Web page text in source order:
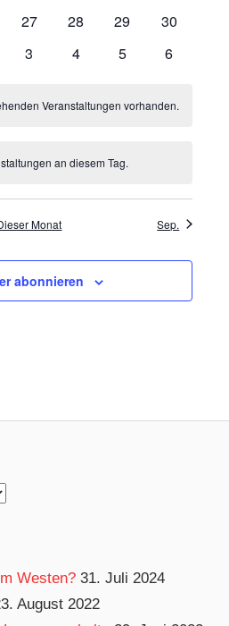
27 28 29
30
3 4 5 6
Veranstaltungen vorhanden.
an diesem Tag.
Monat Sep.
abonnieren
Westen? 31. Juli 2024
August 2022